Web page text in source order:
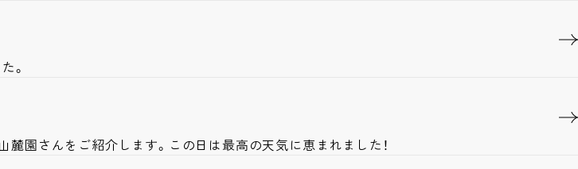
。
麓園さんをご紹介します。この日は最高の天気に恵まれました！